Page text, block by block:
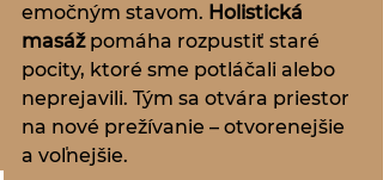
emočným stavom. Holistická
masáž pomáha rozpustiť staré
pocity, ktoré sme potláčali alebo
neprejavili. Tým sa otvára priestor
na nové prežívanie – otvorenejšie
a voľnejšie.